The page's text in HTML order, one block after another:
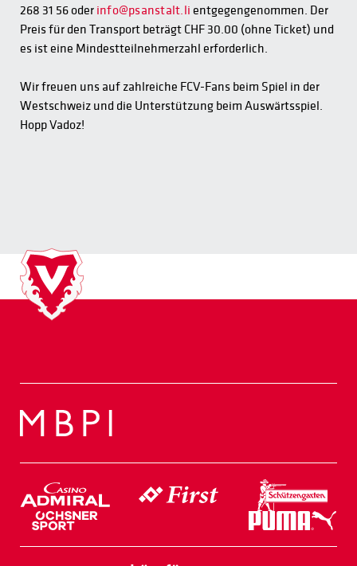
268 31 56 oder info@psanstalt.li entgegengenommen. Der
Preis für den Transport beträgt CHF 30.00 (ohne Ticket) und
es ist eine Mindestteilnehmerzahl erforderlich.
Wir freuen uns auf zahlreiche FCV-Fans beim Spiel in der
Westschweiz und die Unterstützung beim Auswärtsspiel.
Hopp Vadoz!